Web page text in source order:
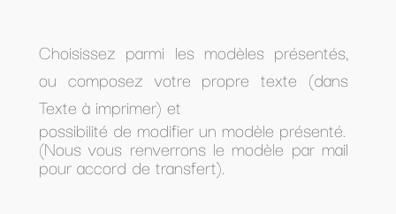
Choisissez parmi les modèles présentés,
ou composez votre propre texte (dans
Texte à imprimer) et
possibilité de modifier un modèle présenté.
(Nous vous renverrons le modèle par mail
pour accord de transfert).